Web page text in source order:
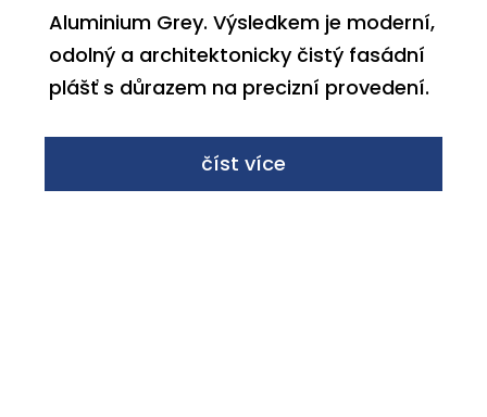
Aluminium Grey. Výsledkem je moderní,
odolný a architektonicky čistý fasádní
plášť s důrazem na precizní provedení.
číst více